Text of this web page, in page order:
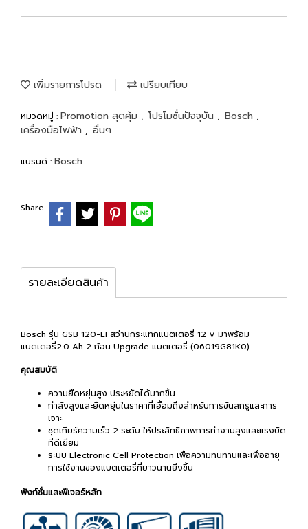
เพิ่มรายการโปรด เปรียบเทียบ
หมวดหมู่ : Promotion สุดคุ้ม , โปรโมชั่นปัจจุบัน , Bosch ,
เครื่องมือไฟฟ้า , อื่นๆ
แบรนด์ : Bosch
Share
รายละเอียดสินค้า
Bosch รุ่น GSB 120-LI สว่านกระแทกแบตเตอรี่ 12 V มาพร้อม
แบตเตอรี่2.0 Ah 2 ก้อน Upgrade แบตเตอรี่ (06019G81K0)
คุณสมบัติ
ความยืดหยุ่นสูง ประหยัดได้มากขึ้น
กำลังสูงและยืดหยุ่นในราคาที่เอื้อมถึงสำหรับการขันสกรูและการ
เจาะ
ชุดเกียร์ความเร็ว 2 ระดับ ให้ประสิทธิภาพการทำงานสูงและแรงบิด
ที่ดีเยี่ยม
ระบบ Electronic Cell Protection เพื่อความทนทานและเพื่ออายุ
การใช้งานของแบตเตอรี่ที่ยาวนานยิ่งขึ้น
ฟังก์ชั่นและฟีเจอร์หลัก